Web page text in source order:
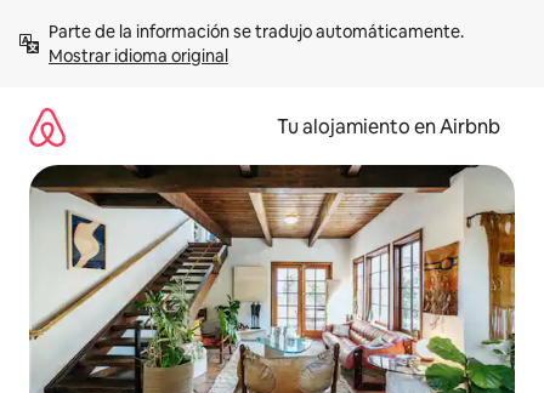
contenidoMostrar idioma original
Tu alojamiento en Airbnb